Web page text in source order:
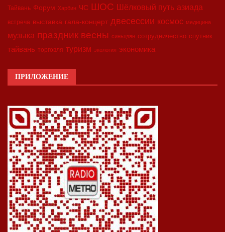
Тайвань Форум Харбин ЧС ШОС Шёлковый путь азиада
встреча выставка гала-концерт двесессии космос медицина
музыка праздник весны синьцзян сотрудничество спутник
тайвань торговля туризм экология экономика
ПРИЛОЖЕНИЕ